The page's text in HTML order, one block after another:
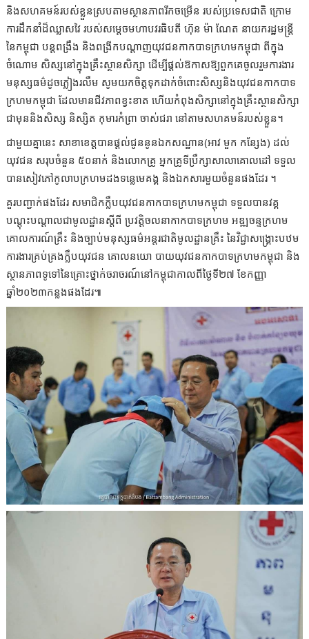
និងសហគមន៍របស់ខ្លួនស្របតាមស្ថានភាពរីកចម្រើន របស់ប្រទេសជាតិ ក្រោម
ការដឹកនាំដ៏ឈ្លាសវៃ របស់សម្ដេចមហាបវរធិបតី ហ៊ុន ម៉ា ណែត នាយករដ្ឋមន្ត្រី
នៃកម្ពុជា បន្ដពង្រឹង និងពង្រីកបណ្ដាញយុវជនកាកបាទក្រហមកម្ពុជា ពីក្នុង
ចំណោម សិស្សនៅក្នុងគ្រឹះស្ថានសិក្សា ដើម្បីផ្ដល់ឱកាសឱ្យពួកគេចូលរួមការងារ
មនុស្សធម៌ដូចភ្លៀងរលឹម សូមយកចិត្តទុកដាក់ចំពោះសិស្សនិងយុវជនកាកបាទ
ក្រហមកម្ពុជា ដែលមានជីវភាពខ្វះខាត ហើយកំពុងសិក្សានៅក្នុងគ្រឹះស្ថានសិក្សា
ជាមុននិងសិស្ស និស្សិត កុមារកំព្រា ចាស់ជរា នៅតាមសហគមន៍របស់ខ្លួន។
ជាមួយគ្នានេះ សាខាខេត្តបានផ្តល់ជូននូនឯកសណ្ឋាន(អាវ មួក កន្សែង) ដល់
យុវជន សរុបចំនួន ៥០នាក់ និងលោកគ្រូ អ្នកគ្រូទីប្រឹក្សាសាលាគោលដៅ ទទួល
បានសៀវភៅកូលាបក្រហមដងទន្លេមេគង្គ និងឯកសារមួយចំនួនផងដែរ ។
គួរបញ្ជាក់ផងដែរ សមាជិកក្លឹបយុវជនកាកបាទក្រហមកម្ពុជា ទទួលបានវគ្គ
បណ្ដុះបណ្ដាលជាមូលដ្ឋានស្តីពី ប្រវត្តិចលនាកាកបាទក្រហម អឌ្ឍចន្ទក្រហម
គោលការណ៍គ្រឹះ និងច្បាប់មនុស្សធម៌អន្តរជាតិមូលដ្ឋានគ្រឹះ នៃវិជ្ជាសង្គ្រោះបឋម
ការងារគ្រប់គ្រងក្លឹបយុវជន គោលនយោ បាយយុវជនកាកបាទក្រហមកម្ពុជា និង
ស្ថានភាពទូទៅនៃគ្រោះថ្នាក់ចរាចរណ៍នៅកម្ពុជាកាលពីថ្ងៃទី២៧ ខែកញ្ញា​
ឆ្នាំ២០២៣កន្លងផងដែរ៕